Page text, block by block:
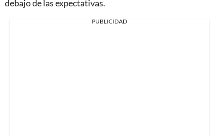
debajo de las expectativas.
PUBLICIDAD